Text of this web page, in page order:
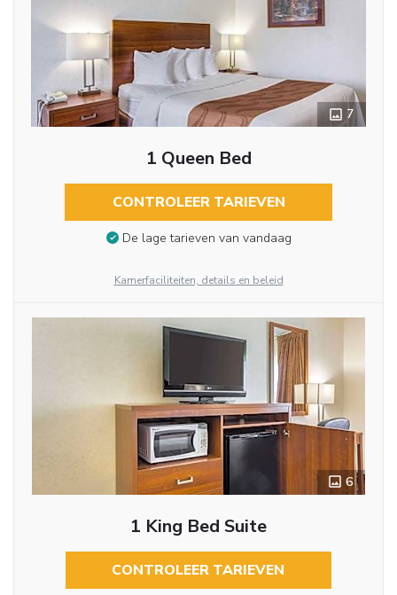
7
1 Queen Bed
CONTROLEER TARIEVEN
De lage tarieven van vandaag
Kamerfaciliteiten, details en beleid
6
1 King Bed Suite
CONTROLEER TARIEVEN